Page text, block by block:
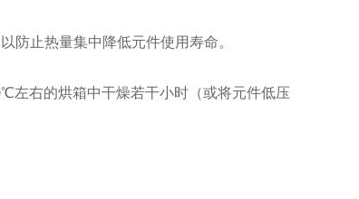
防止热量集中降低元件使用寿命。
左右的烘箱中干燥若干小时（或将元件低压